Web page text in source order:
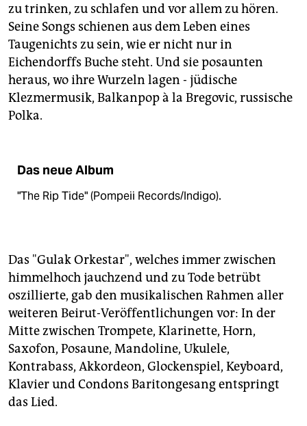
zu trinken, zu schlafen und vor allem zu hören.
Seine Songs schienen aus dem Leben eines
Taugenichts zu sein, wie er nicht nur in
Eichendorffs Buche steht. Und sie posaunten
heraus, wo ihre Wurzeln lagen - jüdische
Klezmermusik, Balkanpop à la Bregovic, russische
Polka.
Das neue Album
"The Rip Tide" (Pompeii Records/Indigo).
Das "Gulak Orkestar", welches immer zwischen
himmelhoch jauchzend und zu Tode betrübt
oszillierte, gab den musikalischen Rahmen aller
weiteren Beirut-Veröffentlichungen vor: In der
Mitte zwischen Trompete, Klarinette, Horn,
Saxofon, Posaune, Mandoline, Ukulele,
Kontrabass, Akkordeon, Glockenspiel, Keyboard,
Klavier und Condons Baritongesang entspringt
das Lied.